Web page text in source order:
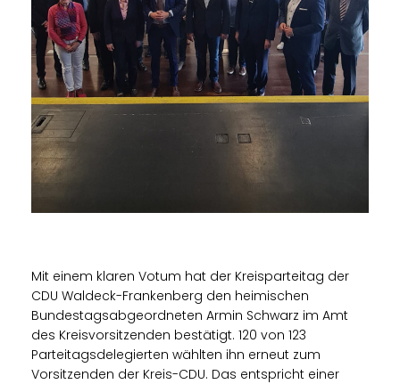
Mit einem klaren Votum hat der Kreisparteitag der
CDU Waldeck-Frankenberg den heimischen
Bundestagsabgeordneten Armin Schwarz im Amt
des Kreisvorsitzenden bestätigt. 120 von 123
Parteitagsdelegierten wählten ihn erneut zum
Vorsitzenden der Kreis-CDU. Das entspricht einer